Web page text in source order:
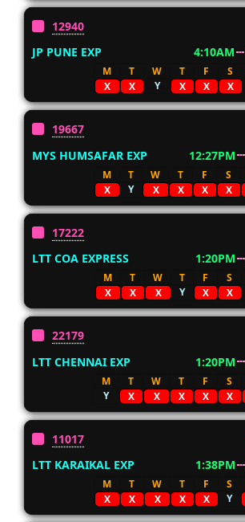
12940
JP PUNE EXP
4:10AM
M T W T F S
X
X Y X X X
19667
MYS HUMSAFAR EXP
12:27PM
M T W T F S
X
Y X X X X
17222
LTT COA EXPRESS
1:20PM
M T W T F S
X
X X Y X X
22179
LTT CHENNAI EXP
1:20PM
M T W T F S
Y
X X X X X
11017
LTT KARAIKAL EXP
1:38PM
M T W T F S
X
X X X X Y